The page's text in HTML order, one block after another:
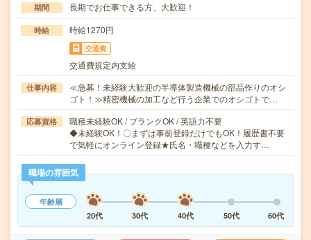
期間 長期でお仕事できる方、大歓迎！
時給 時給1270円
交通費
交通費規定内支給
仕事内容
≪急募！未経験大歓迎の半導体製造機械の部品作りのオシ
ゴト！≫精密機械の加工など行う企業でのオシゴトで…
応募資格
職種未経験OK / ブランクOK / 英語力不要
◆未経験OK！〇まずは事前登録だけでもOK！履歴書不要
で気軽にオンライン登録★氏名・職種などを入力す…
職場の雰囲気
年齢層
20代
30代 40代 50代 60代